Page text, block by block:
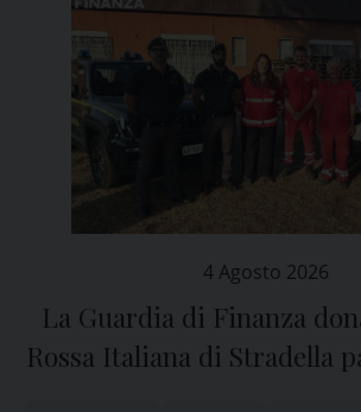
4 Agosto 2026
La Guardia di Finanza
Rossa Italiana di Stradella